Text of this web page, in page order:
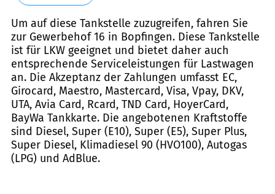
Um auf diese Tankstelle zuzugreifen, fahren Sie
zur Gewerbehof 16 in Bopfingen. Diese Tankstelle
ist für LKW geeignet und bietet daher auch
entsprechende Serviceleistungen für Lastwagen
an. Die Akzeptanz der Zahlungen umfasst EC,
Girocard, Maestro, Mastercard, Visa, Vpay, DKV,
UTA, Avia Card, Rcard, TND Card, HoyerCard,
BayWa Tankkarte. Die angebotenen Kraftstoffe
sind Diesel, Super (E10), Super (E5), Super Plus,
Super Diesel, Klimadiesel 90 (HVO100), Autogas
(LPG) und AdBlue.